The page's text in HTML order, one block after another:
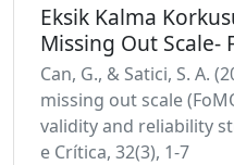
Eksik Kalma
Missing Out Scale-
Can, G., & Satici, S. A.
missing out scale
validity and reliability
e Crítica, 32(3), 1-7